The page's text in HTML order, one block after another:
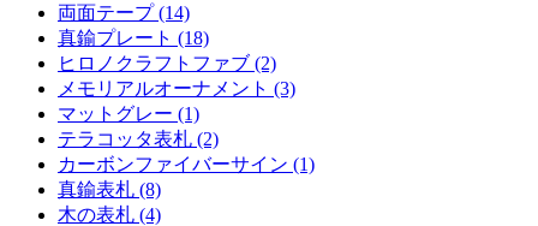
両面テープ (14)
真鍮プレート (18)
ヒロノクラフトファブ (2)
メモリアルオーナメント (3)
マットグレー (1)
テラコッタ表札 (2)
カーボンファイバーサイン (1)
真鍮表札 (8)
木の表札 (4)